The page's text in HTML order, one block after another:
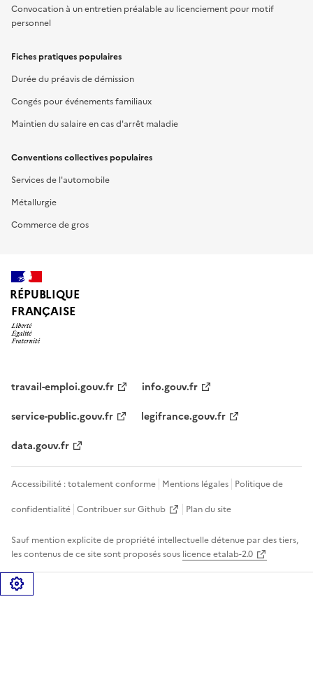
Convocation à un entretien préalable au licenciement pour motif
personnel
Fiches pratiques populaires
Durée du préavis de démission
Congés pour événements familiaux
Maintien du salaire en cas d'arrêt maladie
Conventions collectives populaires
Services de l'automobile
Métallurgie
Commerce de gros
RÉPUBLIQUE
FRANÇAISE
travail-emploi.gouv.fr
info.gouv.fr
service-public.gouv.fr
legifrance.gouv.fr
data.gouv.fr
Accessibilité : totalement conforme Mentions légales Politique de
confidentialité Contribuer sur Github Plan du site
Sauf mention explicite de propriété intellectuelle détenue par des tiers,
les contenus de ce site sont proposés sous licence etalab-2.0
Gérer les cookies